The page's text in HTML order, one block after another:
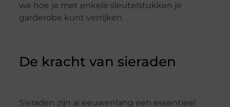
we hoe je met enkele sleutelstukken je
garderobe kunt verrijken.
De kracht van sieraden
Sieraden zijn al eeuwenlang een essentieel